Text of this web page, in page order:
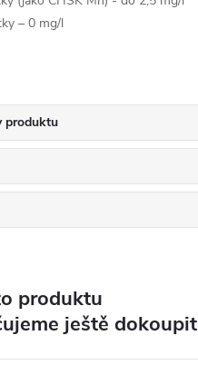
– 0 mg/l
produktu
produktu
ještě dokoupit